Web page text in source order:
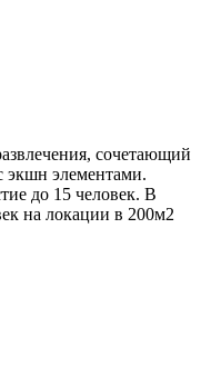
сочетающий
экшн элементами.
до 15 человек. В
на локации в 200м2